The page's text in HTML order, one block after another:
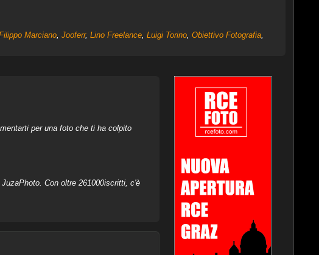
Marciano, Jooferr, Lino Freelance, Luigi Torino, Obiettivo Fotografia,
per una foto che ti ha colpito
Con oltre 261000iscritti, c'è